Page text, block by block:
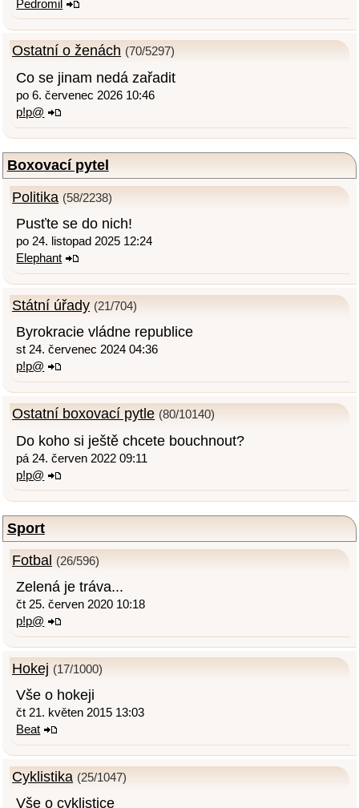
Pedromil
Ostatní o ženách (70/5297)
Co se jinam nedá zařadit
po 6. červenec 2026 10:46
p!p@
Boxovací pytel
Politika (58/2238)
Pusťte se do nich!
po 24. listopad 2025 12:24
Elephant
Státní úřady (21/704)
Byrokracie vládne republice
st 24. červenec 2024 04:36
p!p@
Ostatní boxovací pytle (80/10140)
Do koho si ještě chcete bouchnout?
pá 24. červen 2022 09:11
p!p@
Sport
Fotbal (26/596)
Zelená je tráva...
čt 25. červen 2020 10:18
p!p@
Hokej (17/1000)
Vše o hokeji
čt 21. květen 2015 13:03
Beat
Cyklistika (25/1047)
Vše o cyklistice